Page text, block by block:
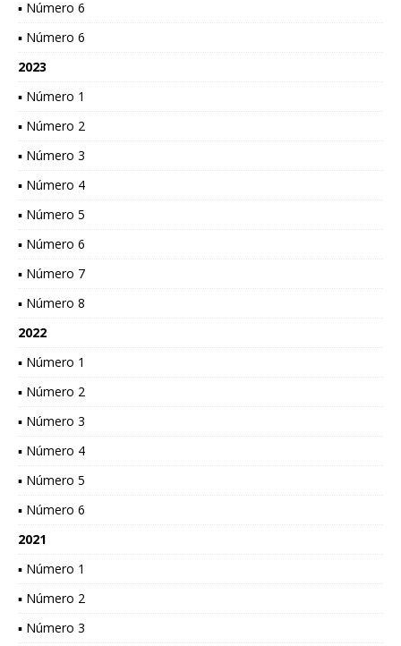
▪ Número 6
▪ Número 6
2023
▪ Número 1
▪ Número 2
▪ Número 3
▪ Número 4
▪ Número 5
▪ Número 6
▪ Número 7
▪ Número 8
2022
▪ Número 1
▪ Número 2
▪ Número 3
▪ Número 4
▪ Número 5
▪ Número 6
2021
▪ Número 1
▪ Número 2
▪ Número 3